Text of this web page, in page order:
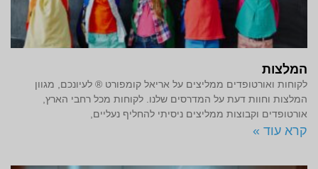
המלצות
לקוחות ואורטופדים ממליצים על אריאל קומפורט ® לעיונכם, מגוון
המלצות וחוות דעת על המדרסים שלנו. לקוחות מכל רחבי הארץ,
אורטופדים וקבוצות ממליצים ניסיתי להחליף נעליים,
קרא עוד »